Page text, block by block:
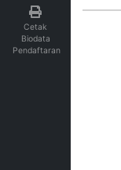
Cetak
Biodata
Pendaftaran